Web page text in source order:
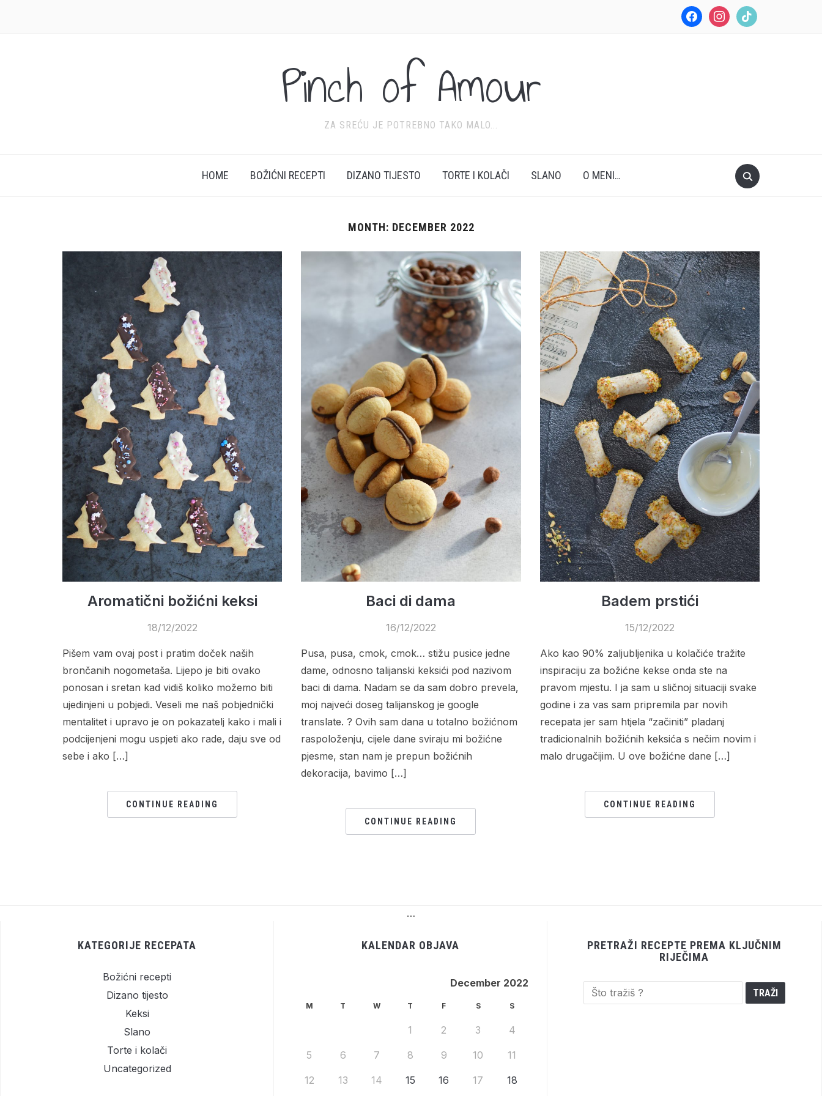
facebookinstagramtiktok
Pinch of Amour
ZA SREĆU JE POTREBNO TAKO MALO...
HOME BOŽIĆNI RECEPTI DIZANO TIJESTO TORTE I KOLAČI SLANO O MENI…
MONTH: DECEMBER 2022
Aromatični božićni keksi
18/12/2022
Pišem vam ovaj post i pratim doček naših
brončanih nogometaša. Lijepo je biti ovako
ponosan i sretan kad vidiš koliko možemo biti
ujedinjeni u pobjedi. Veseli me naš pobjednički
mentalitet i upravo je on pokazatelj kako i mali i
podcijenjeni mogu uspjeti ako rade, daju sve od
sebe i ako […]
CONTINUE READING
Baci di dama
16/12/2022
Pusa, pusa, cmok, cmok… stižu pusice jedne
dame, odnosno talijanski keksići pod nazivom
baci di dama. Nadam se da sam dobro prevela,
moj najveći doseg talijanskog je google
translate. ? Ovih sam dana u totalno božićnom
raspoloženju, cijele dane sviraju mi božićne
pjesme, stan nam je prepun božićnih
dekoracija, bavimo […]
CONTINUE READING
Badem prstići
15/12/2022
Ako kao 90% zaljubljenika u kolačiće tražite
inspiraciju za božićne kekse onda ste na
pravom mjestu. I ja sam u sličnoj situaciji svake
godine i za vas sam pripremila par novih
recepata jer sam htjela “začiniti” pladanj
tradicionalnih božićnih keksića s nečim novim i
malo drugačijim. U ove božićne dane […]
CONTINUE READING
…
KATEGORIJE RECEPATA
Božićni recepti
Dizano tijesto
Keksi
Slano
Torte i kolači
Uncategorized
KALENDAR OBJAVA
December 2022
M T W T F S S
1 2 3 4
5 6 7 8 9 10 11
12 13 14 15 16 17 18
PRETRAŽI RECEPTE PREMA KLJUČNIM
RIJEČIMA